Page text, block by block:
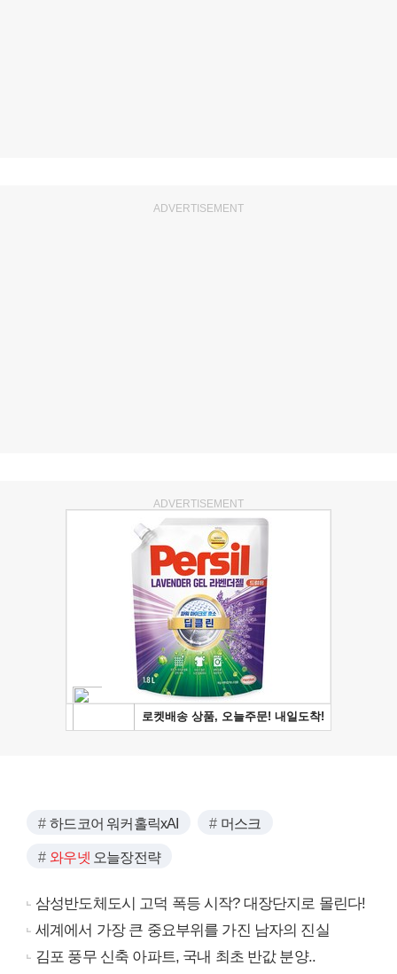
ADVERTISEMENT
ADVERTISEMENT
하드코어 워커홀릭xAI 머스크
와우넷 오늘장전략
삼성반도체도시 고덕 폭등 시작? 대장단지로 몰린다!
세계에서 가장 큰 중요부위를 가진 남자의 진실
김포 풍무 신축 아파트, 국내 최초 반값 분양..